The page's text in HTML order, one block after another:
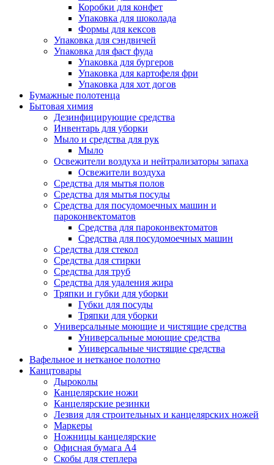
Коробки для конфет
Упаковка для шоколада
Формы для кексов
Упаковка для сэндвичей
Упаковка для фаст фуда
Упаковка для бургеров
Упаковка для картофеля фри
Упаковка для хот догов
Бумажные полотенца
Бытовая химия
Дезинфицирующие средства
Инвентарь для уборки
Мыло и средства для рук
Мыло
Освежители воздуха и нейтрализаторы запаха
Освежители воздуха
Средства для мытья полов
Средства для мытья посуды
Средства для посудомоечных машин и
пароконвектоматов
Средства для пароконвектоматов
Средства для посудомоечных машин
Средства для стекол
Средства для стирки
Средства для труб
Средства для удаления жира
Тряпки и губки для уборки
Губки для посуды
Тряпки для уборки
Универсальные моющие и чистящие средства
Универсальные моющие средства
Универсальные чистящие средства
Вафельное и нетканое полотно
Канцтовары
Дыроколы
Канцелярские ножи
Канцелярские резинки
Лезвия для строительных и канцелярских ножей
Маркеры
Ножницы канцелярские
Офисная бумага А4
Скобы для степлера